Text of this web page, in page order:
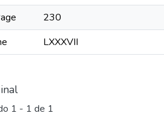
230
LXXXVII
1 - 1 de 1